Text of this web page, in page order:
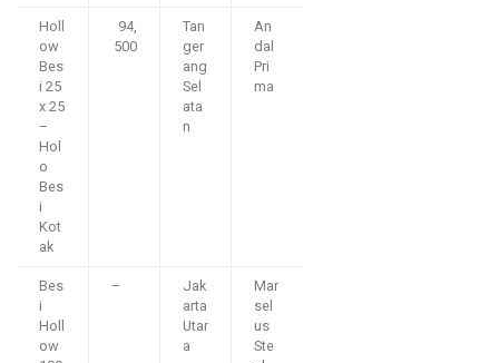
Holl
ow
Bes
i 25
x 25
–
Hol
o
Bes
i
Kot
ak
94,
500
Tan
ger
ang
Sel
ata
n
An
dal
Pri
ma
Bes
i
Holl
ow
–
Jak
arta
Utar
a
Mar
sel
us
Ste